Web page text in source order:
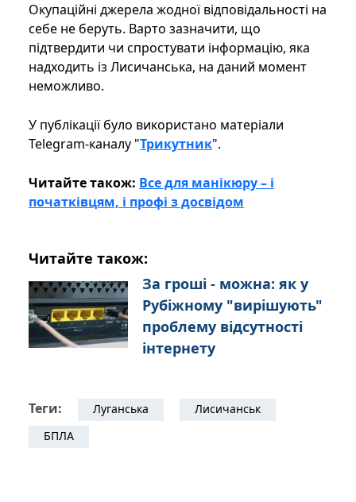
Окупаційні джерела жодної відповідальності на
себе не беруть. Варто зазначити, що
підтвердити чи спростувати інформацію, яка
надходить із Лисичанська, на даний момент
неможливо.
У публікації було використано матеріали
Telegram-каналу "Трикутник".
Читайте також: Все для манікюру – і
початківцям, і профі з досвідом
Читайте також:
За гроші - можна: як у
Рубіжному "вирішують"
проблему відсутності
інтернету
Теги: Луганська
Лисичанськ
БПЛА